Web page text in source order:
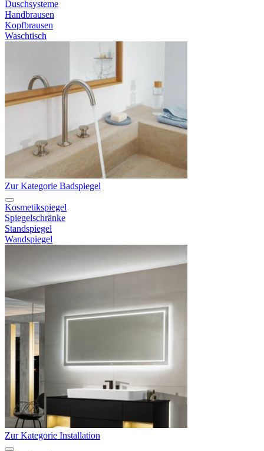
Duschsysteme
Handbrausen
Kopfbrausen
Waschtisch
Zur Kategorie Badspiegel
Kosmetikspiegel
Spiegelschränke
Standspiegel
Wandspiegel
Zur Kategorie Installation